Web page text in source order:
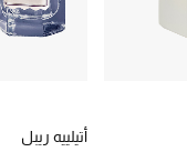
أتيلييه ريبل